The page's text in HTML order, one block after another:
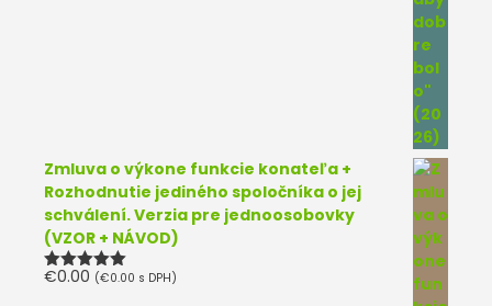
Zmluva o výkone funkcie konateľa +
Rozhodnutie jediného spoločníka o jej
schválení. Verzia pre jednoosobovky
(VZOR + NÁVOD)
Hodnotenie
€0.00 (€0.00 s DPH)